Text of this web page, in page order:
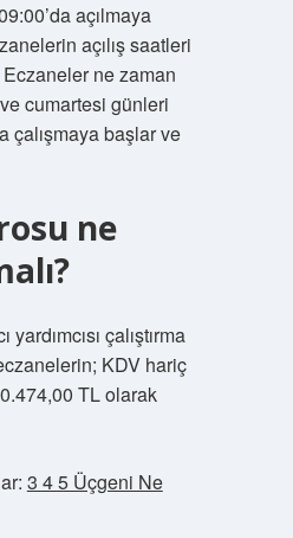
açılmaya
açılış saatleri
ne zaman
cumartesi günleri
çalışmaya başlar ve
ne
yardımcısı çalıştırma
KDV hariç
TL olarak
3 4 5 Üçgeni Ne